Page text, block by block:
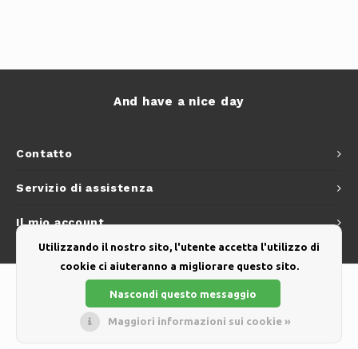
Contatto
And have a nice day
Servizio di assistenza
Il mio account
Utilizzando il nostro sito, l'utente accetta l'utilizzo di
cookie ci aiuteranno a migliorare questo sito.
Nascondi questo messaggio
Maggiori informazioni sui cookie »